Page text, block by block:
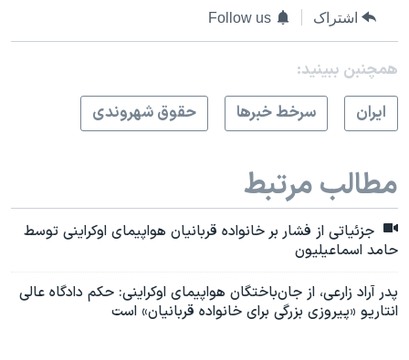
اشتراک Follow us
همچنبن ببینید:
ايران
سرخط خبرها حقوق شهروندی
مطالب مرتبط
جزئیاتی از فشار بر خانواده قربانیان هواپیمای اوکراینی توسط
حامد اسماعیلیون
پدر آراد زارعی، ‌از جان‌باختگان هواپیمای اوکراینی: حکم دادگاه عالی
انتاریو «پیروزی بزرگی برای خانواده‌ قربانیان» است